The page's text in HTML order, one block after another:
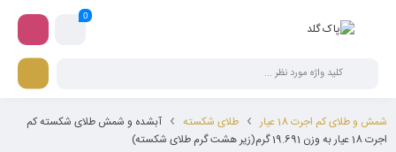
0
شمش و طلای کم اجرت 18 عیار طلای شکسته
آبشده و شمش طلای شکسته کم
اجرت 18 عیار به وزن 19.691 گرم(زیر هشت گرم طلای شکسته)